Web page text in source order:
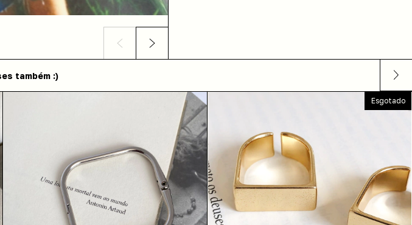
também :)
Esgotado